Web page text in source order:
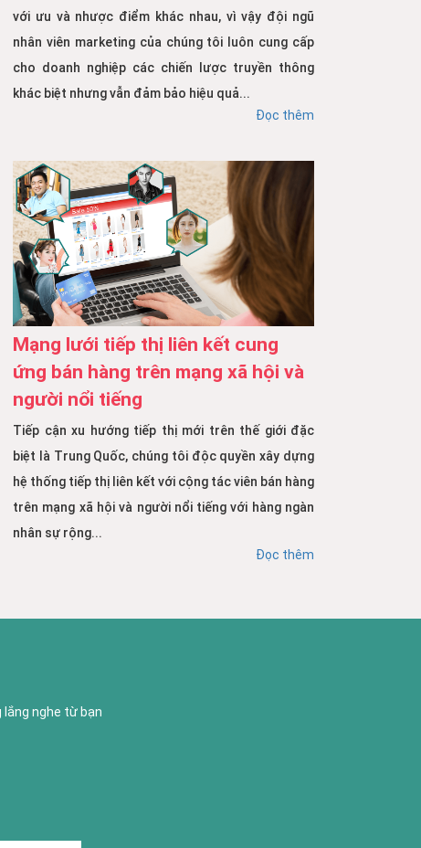
với ưu và nhược điểm khác nhau, vì vậy đội ngũ
nhân viên marketing của chúng tôi luôn cung cấp
cho doanh nghiệp các chiến lược truyền thông
khác biệt nhưng vẫn đảm bảo hiệu quả...
Đọc thêm
Mạng lưới tiếp thị liên kết cung
ứng bán hàng trên mạng xã hội và
người nổi tiếng
Tiếp cận xu hướng tiếp thị mới trên thế giới đặc
biệt là Trung Quốc, chúng tôi độc quyền xây dựng
hệ thống tiếp thị liên kết với cộng tác viên bán hàng
trên mạng xã hội và người nổi tiếng với hàng ngàn
nhân sự rộng...
Đọc thêm
lắng nghe từ bạn